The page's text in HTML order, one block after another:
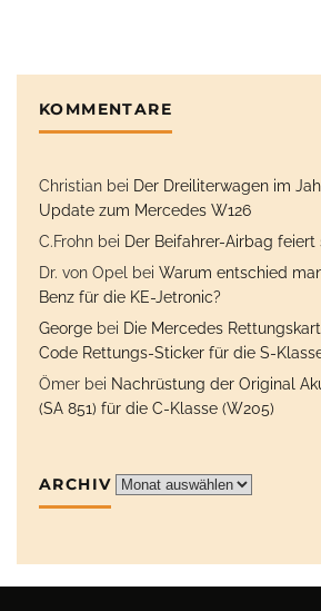
KOMMENTARE
Christian bei Der Dreiliterwagen im
Update zum Mercedes W126
C.Frohn bei Der Beifahrer-Airbag feiert
Dr. von Opel
bei Warum entschied
Benz für die KE-Jetronic?
George bei Die Mercedes
Code Rettungs-Sticker für die S-
Ömer bei Nachrüstung der Original
(SA 851) für die C-Klasse (W205)
ARCHIV Archiv